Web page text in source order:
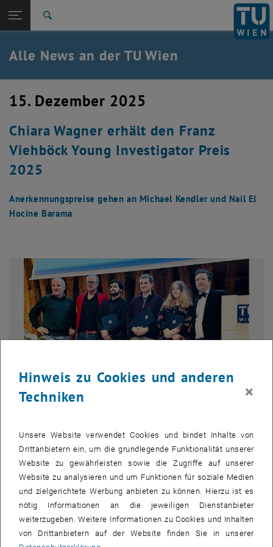
TU Login
Quicklinks
Quicklinks-Menü umschalten
Studium
Karriere
Zurück: Subseiten von TU Wien Startseite auflisten
Zurück zur letzten Ebene:
TU Wien Startseite
Übersicht
Alle News an der TU Wien
15. Dezember 2025
Chiara Wagner erhält den Franz
Viehböck Young Investigator Preis
2025
Anerkennungspreise gehen an Michael Kendler und Nail El
Hocine Barama
Bild
Franz Viehböck Young Investigator Preis 2025 –
Preisverleihung
Gruppenfoto der Verleihung des Franz Viehböck Young Investigator
Preises 2025 im Rahmen der Institutsweihnachtsfeier des Instituts
für Angewandte Physik der TU Wien. Von links nach rechts: Franz
Viehböck jun. (ehemaliger A(u)stronaut und Sohn…
Hinweis zu Cookies und anderen
Techniken
×
Unsere Website verwendet Cookies und bindet Inhalte von
Drittanbietern ein, um die grundlegende Funktionalität unserer
Website zu gewährleisten sowie die Zugriffe auf unserer
Website zu analysieren und um Funktionen für soziale Medien
und zielgerichtete Werbung anbieten zu können. Hierzu ist es
nötig Informationen an die jeweiligen Dienstanbieter
weiterzugeben. Weitere Informationen zu Cookies und Inhalten
von Drittanbietern auf der Website finden Sie in unserer